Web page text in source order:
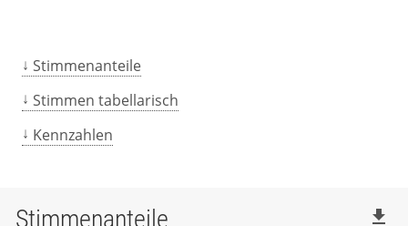
Stimmenanteile
Stimmen tabellarisch
Kennzahlen
Stimmenanteile file_download